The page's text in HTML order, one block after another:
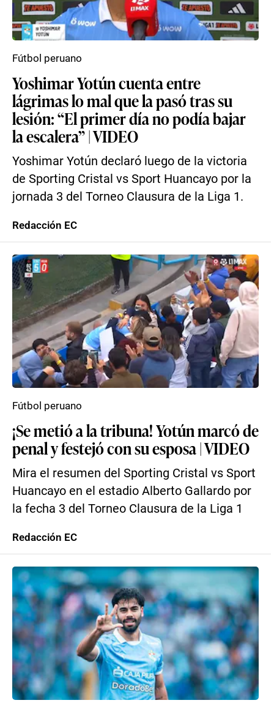
Yoshimar Yotún cuenta entre
lágrimas lo mal que la pasó tras su
lesión: “El primer día no podía bajar
la escalera” | VIDEO
Yoshimar Yotún declaró luego de la victoria
de Sporting Cristal vs Sport Huancayo por la
jornada 3 del Torneo Clausura de la Liga 1.
Fútbol peruano
Redacción EC
¡Se metió a la tribuna! Yotún marcó de
penal y festejó con su esposa | VIDEO
Mira el resumen del Sporting Cristal vs Sport
Huancayo en el estadio Alberto Gallardo por
la fecha 3 del Torneo Clausura de la Liga 1
Fútbol peruano
Redacción EC